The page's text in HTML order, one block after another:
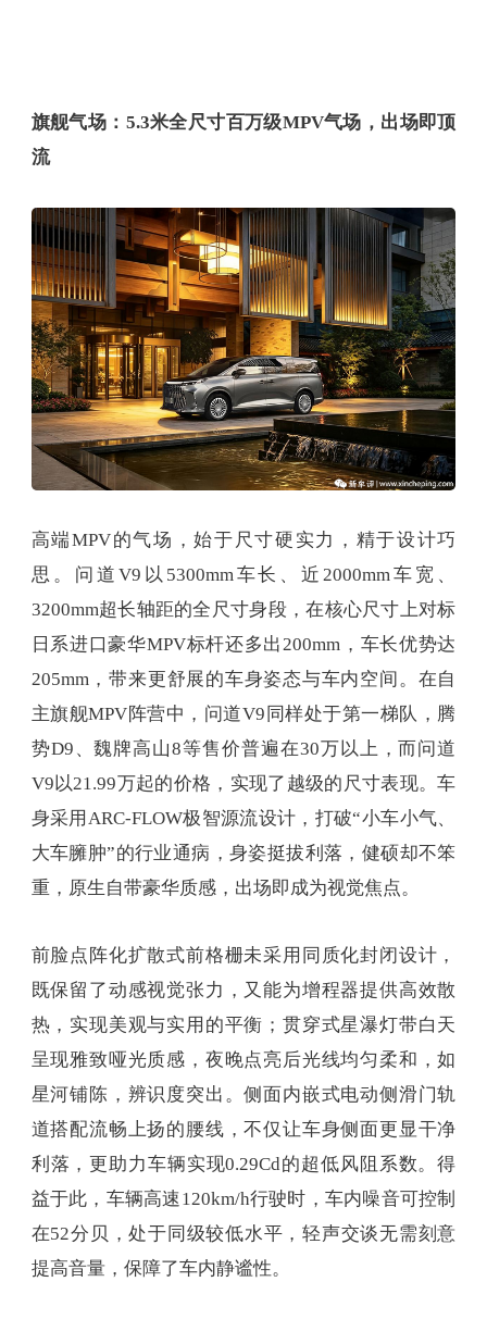
旗舰气场：5.3米全尺寸百万级MPV气场，出场即顶
流
高端MPV的气场，始于尺寸硬实力，精于设计巧
思。问道V9以5300mm车长、近2000mm车宽、
3200mm超长轴距的全尺寸身段，在核心尺寸上对标
日系进口豪华MPV标杆还多出200mm，车长优势达
205mm，带来更舒展的车身姿态与车内空间。在自
主旗舰MPV阵营中，问道V9同样处于第一梯队，腾
势D9、魏牌高山8等售价普遍在30万以上，而问道
V9以21.99万起的价格，实现了越级的尺寸表现。车
身采用ARC-FLOW极智源流设计，打破“小车小气、
大车臃肿”的行业通病，身姿挺拔利落，健硕却不笨
重，原生自带豪华质感，出场即成为视觉焦点。
前脸点阵化扩散式前格栅未采用同质化封闭设计，
既保留了动感视觉张力，又能为增程器提供高效散
热，实现美观与实用的平衡；贯穿式星瀑灯带白天
呈现雅致哑光质感，夜晚点亮后光线均匀柔和，如
星河铺陈，辨识度突出。侧面内嵌式电动侧滑门轨
道搭配流畅上扬的腰线，不仅让车身侧面更显干净
利落，更助力车辆实现0.29Cd的超低风阻系数。得
益于此，车辆高速120km/h行驶时，车内噪音可控制
在52分贝，处于同级较低水平，轻声交谈无需刻意
提高音量，保障了车内静谧性。